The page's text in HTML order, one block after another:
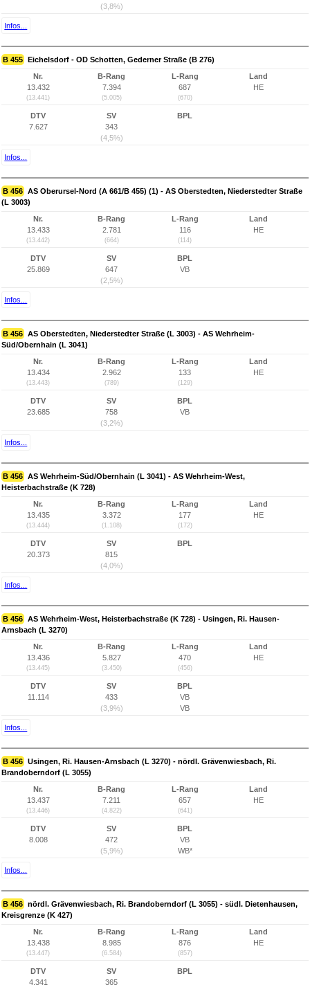
(3,8%)
Infos...
B 455 Eichelsdorf - OD Schotten, Gederner Straße (B 276)
Nr.
13.432
(13.441)
B-Rang
7.394
(5.005)
L-Rang
687
(670)
Land
HE
DTV
7.627
SV
343
(4,5%)
BPL
Infos...
B 456 AS Oberursel-Nord (A 661/B 455) (1) - AS Oberstedten, Niederstedter Straße
(L 3003)
Nr.
13.433
(13.442)
B-Rang
2.781
(664)
L-Rang
116
(114)
Land
HE
DTV
25.869
SV
647
(2,5%)
BPL
VB
Infos...
B 456 AS Oberstedten, Niederstedter Straße (L 3003) - AS Wehrheim-
Süd/Obernhain (L 3041)
Nr.
13.434
(13.443)
B-Rang
2.962
(789)
L-Rang
133
(129)
Land
HE
DTV
23.685
SV
758
(3,2%)
BPL
VB
Infos...
B 456 AS Wehrheim-Süd/Obernhain (L 3041) - AS Wehrheim-West,
Heisterbachstraße (K 728)
Nr.
13.435
(13.444)
B-Rang
3.372
(1.108)
L-Rang
177
(172)
Land
HE
DTV
20.373
SV
815
(4,0%)
BPL
Infos...
B 456 AS Wehrheim-West, Heisterbachstraße (K 728) - Usingen, Ri. Hausen-
Arnsbach (L 3270)
Nr.
13.436
(13.445)
B-Rang
5.827
(3.450)
L-Rang
470
(456)
Land
HE
DTV
11.114
SV
433
(3,9%)
BPL
VB
VB
Infos...
B 456 Usingen, Ri. Hausen-Arnsbach (L 3270) - nördl. Grävenwiesbach, Ri.
Brandoberndorf (L 3055)
Nr.
13.437
(13.446)
B-Rang
7.211
(4.822)
L-Rang
657
(641)
Land
HE
DTV
8.008
SV
472
(5,9%)
BPL
VB
WB*
Infos...
B 456 nördl. Grävenwiesbach, Ri. Brandoberndorf (L 3055) - südl. Dietenhausen,
Kreisgrenze (K 427)
Nr.
13.438
(13.447)
B-Rang
8.985
(6.584)
L-Rang
876
(857)
Land
HE
DTV
4.341
SV
365
BPL